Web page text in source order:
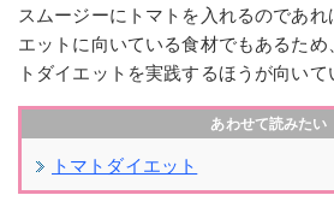
スムージーにトマトを入れるのであ
エットに向いている食材でもあるた
トダイエットを実践するほうが向いて
トマトダイエット